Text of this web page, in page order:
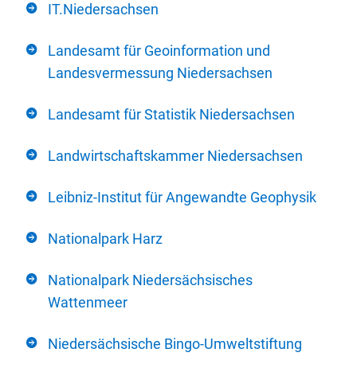
IT.Niedersachsen
Landesamt für Geoinformation und
Landesvermessung Niedersachsen
Landesamt für Statistik Niedersachsen
Landwirtschaftskammer Niedersachsen
Leibniz-Institut für Angewandte Geophysik
Nationalpark Harz
Nationalpark Niedersächsisches
Wattenmeer
Niedersächsische Bingo-Umweltstiftung